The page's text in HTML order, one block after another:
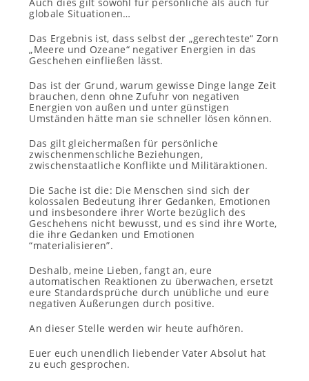
globale Situationen…
Das Ergebnis ist, dass selbst der „gerechteste“ Zorn
„Meere und Ozeane“ negativer Energien in das
Geschehen einfließen lässt.
Das ist der Grund, warum gewisse Dinge lange Zeit
brauchen, denn ohne Zufuhr von negativen
Energien von außen und unter günstigen
Umständen hätte man sie schneller lösen können.
Das gilt gleichermaßen für persönliche
zwischenmenschliche Beziehungen,
zwischenstaatliche Konflikte und Militäraktionen.
Die Sache ist die: Die Menschen sind sich der
kolossalen Bedeutung ihrer Gedanken, Emotionen
und insbesondere ihrer Worte bezüglich des
Geschehens nicht bewusst, und es sind ihre Worte,
die ihre Gedanken und Emotionen
“materialisieren”.
Deshalb, meine Lieben, fangt an, eure
automatischen Reaktionen zu überwachen, ersetzt
eure Standardsprüche durch unübliche und eure
negativen Äußerungen durch positive.
An dieser Stelle werden wir heute aufhören.
Euer euch unendlich liebender Vater Absolut hat
zu euch gesprochen.